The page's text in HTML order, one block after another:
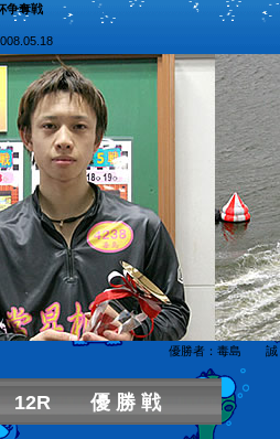
争奪戦
優勝者：毒島 誠
12R 優 勝 戦